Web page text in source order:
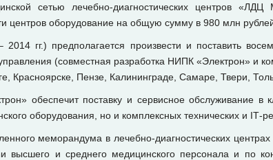
сетью лечебно-диагностических центров
центров оборудование на общую сумму в 980 млн
гг.) предполагается произвести и поставить
(совместная разработка НИПК «Электрон» и
Красноярске, Пензе, Калининграде, Самаре, Твери,
обеспечит поставку и сервисное обслуживание
оборудования, но и комплексных технических и IТ-
меморандума в лечебно-диагностических
высшего и среднего медицинского персонала и по